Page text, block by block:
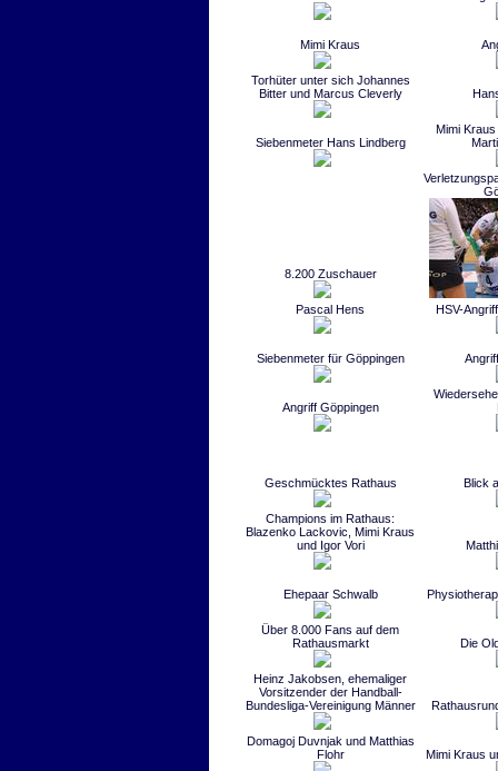
Mimi Kraus
Torhüter unter sich Johannes
Bitter und Marcus Cleverly
Siebenmeter Hans Lindberg
Mimi
8.200 Zuschauer
Pascal Hens HSV-
Siebenmeter für Göppingen
Angriff Göppingen
Geschmücktes Rathaus Blick
Champions im Rathaus:
Blazenko Lackovic, Mimi Kraus
und Igor Vori
Ehepaar Schwalb
Über 8.000 Fans auf dem
Rathausmarkt
Die
Heinz Jakobsen, ehemaliger
Vorsitzender der Handball-
Bundesliga-Vereinigung Männer
Domagoj Duvnjak und Matthias
Flohr
Mimi Kraus